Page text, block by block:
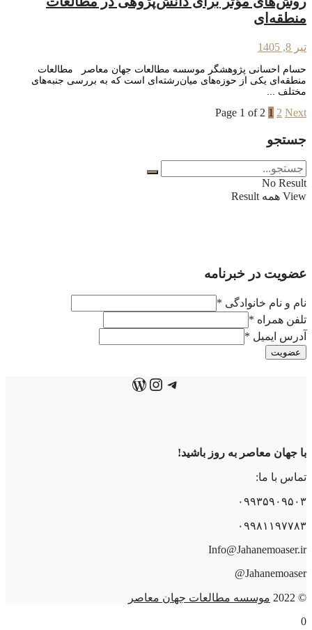
منطقه‌ای
تیر 8, 1405
حسام احسانی پژوهشگر موسسه مطالعات جهان معاصر مطالعات
منطقه‌ای یکی از حوزه‌های میان‌رشته‌ای است که به بررسی جنبه‌های
مختلف ...
Page 1 of 2 1 2 Next
جستجو
No Result
View همه Result
عضویت در خبرنامه
نام و نام خانوادگی *
تلفن همراه *
آدرس ایمیل *
عضویت
تلگرام
اینستاگرم
وردپرس
با جهان معاصر به روز باشید!
تماس با ما:
۰۹۹۳۵۹۰۹۵۰۳
۰۹۹۸۱۱۹۷۷۸۳
Info@Jahanemoaser.ir
Jahanemoaser@
© 2022
موسسه مطالعات جهان معاصر
0